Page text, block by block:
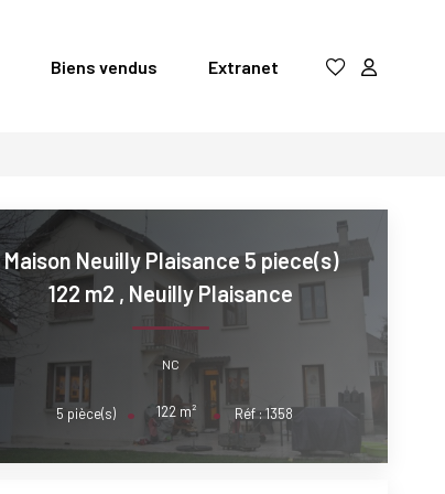
Biens vendus Extranet
Maison Neuilly Plaisance 5 piece(s)
122 m2 , Neuilly Plaisance
NC
5 pièce(s) 122 m² Réf :1358